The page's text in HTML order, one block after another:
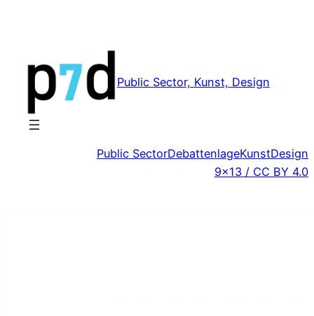
Public Sector, Kunst, Design
Public SectorDebattenlageKunstDesign
9×13 / CC BY 4.0